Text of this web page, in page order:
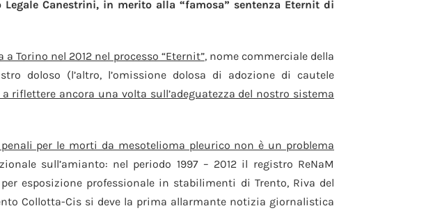
Canestrini, in merito alla “famosa” sentenza Eternit di
Torino nel 2012 nel processo “Eternit”, nome commerciale della
doloso (l’altro, l’omissione dolosa di adozione di cautele
riflettere ancora una volta sull’adeguatezza del nostro sistema
per le morti da mesotelioma pleurico non è un problema
sull’amianto: nel periodo 1997 – 2012 il registro ReNaM
esposizione professionale in stabilimenti di Trento, Riva del
Collotta-Cis si deve la prima allarmante notizia giornalistica